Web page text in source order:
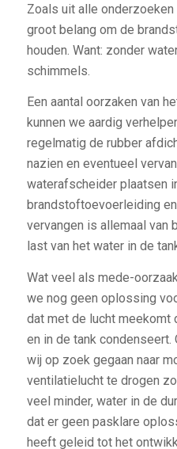
Zoals uit alle
groot belang om de
houden. Want: zonder
schimmels.
Een aantal oorzaken van
kunnen we aardig
regelmatig de rubber
nazien en eventueel
waterafscheider plaatsen
brandstoftoevoerleiding
vervangen is allemaal van
last van het water in de
Wat veel als mede-
we nog geen oplossing
dat met de lucht meekomt
en in de tank
wij op zoek gegaan naar
ventilatielucht te drogen
veel minder, water in de
dat er geen pasklare
heeft geleid tot het